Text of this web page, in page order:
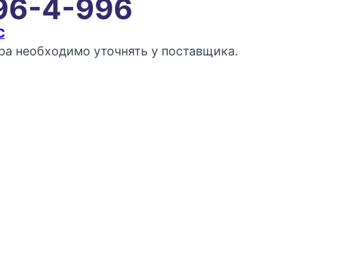
4-996
необходимо уточнять у поставщика.